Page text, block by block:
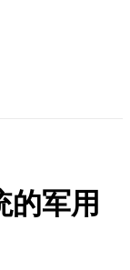
的军用